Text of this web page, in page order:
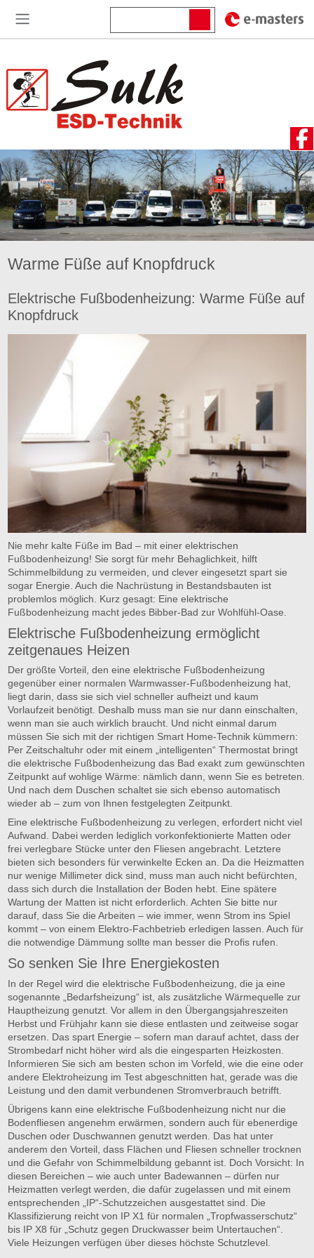
Warme Füße auf Knopfdruck
Elektrische Fußbodenheizung: Warme Füße auf
Knopfdruck
Nie mehr kalte Füße im Bad – mit einer elektrischen
Fußbodenheizung! Sie sorgt für mehr Behaglichkeit, hilft
Schimmelbildung zu vermeiden, und clever eingesetzt spart sie
sogar Energie. Auch die Nachrüstung in Bestandsbauten ist
problemlos möglich. Kurz gesagt: Eine elektrische
Fußbodenheizung macht jedes Bibber-Bad zur Wohlfühl-Oase.
Elektrische Fußbodenheizung ermöglicht
zeitgenaues Heizen
Der größte Vorteil, den eine elektrische Fußbodenheizung
gegenüber einer normalen Warmwasser-Fußbodenheizung hat,
liegt darin, dass sie sich viel schneller aufheizt und kaum
Vorlaufzeit benötigt. Deshalb muss man sie nur dann einschalten,
wenn man sie auch wirklich braucht. Und nicht einmal darum
müssen Sie sich mit der richtigen Smart Home-Technik kümmern:
Per Zeitschaltuhr oder mit einem „intelligenten“ Thermostat bringt
die elektrische Fußbodenheizung das Bad exakt zum gewünschten
Zeitpunkt auf wohlige Wärme: nämlich dann, wenn Sie es betreten.
Und nach dem Duschen schaltet sie sich ebenso automatisch
wieder ab – zum von Ihnen festgelegten Zeitpunkt.
Eine elektrische Fußbodenheizung zu verlegen, erfordert nicht viel
Aufwand. Dabei werden lediglich vorkonfektionierte Matten oder
frei verlegbare Stücke unter den Fliesen angebracht. Letztere
bieten sich besonders für verwinkelte Ecken an. Da die Heizmatten
nur wenige Millimeter dick sind, muss man auch nicht befürchten,
dass sich durch die Installation der Boden hebt. Eine spätere
Wartung der Matten ist nicht erforderlich. Achten Sie bitte nur
darauf, dass Sie die Arbeiten – wie immer, wenn Strom ins Spiel
kommt – von einem Elektro-Fachbetrieb erledigen lassen. Auch für
die notwendige Dämmung sollte man besser die Profis rufen.
So senken Sie Ihre Energiekosten
In der Regel wird die elektrische Fußbodenheizung, die ja eine
sogenannte „Bedarfsheizung“ ist, als zusätzliche Wärmequelle zur
Hauptheizung genutzt. Vor allem in den Übergangsjahreszeiten
Herbst und Frühjahr kann sie diese entlasten und zeitweise sogar
ersetzen. Das spart Energie – sofern man darauf achtet, dass der
Strombedarf nicht höher wird als die eingesparten Heizkosten.
Informieren Sie sich am besten schon im Vorfeld, wie die eine oder
andere Elektroheizung im Test abgeschnitten hat, gerade was die
Leistung und den damit verbundenen Stromverbrauch betrifft.
Übrigens kann eine elektrische Fußbodenheizung nicht nur die
Bodenfliesen angenehm erwärmen, sondern auch für ebenerdige
Duschen oder Duschwannen genutzt werden. Das hat unter
anderem den Vorteil, dass Flächen und Fliesen schneller trocknen
und die Gefahr von Schimmelbildung gebannt ist. Doch Vorsicht: In
diesen Bereichen – wie auch unter Badewannen – dürfen nur
Heizmatten verlegt werden, die dafür zugelassen und mit einem
entsprechenden „IP“-Schutzzeichen ausgestattet sind. Die
Klassifizierung reicht von IP X1 für normalen „Tropfwasserschutz“
bis IP X8 für „Schutz gegen Druckwasser beim Untertauchen“.
Viele Heizungen verfügen über dieses höchste Schutzlevel.